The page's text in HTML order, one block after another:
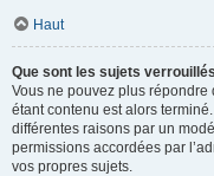
Haut
Que sont les sujets
Vous ne pouvez plus
étant contenu est alors
différentes raisons par un
permissions accordées par
vos propres sujets.